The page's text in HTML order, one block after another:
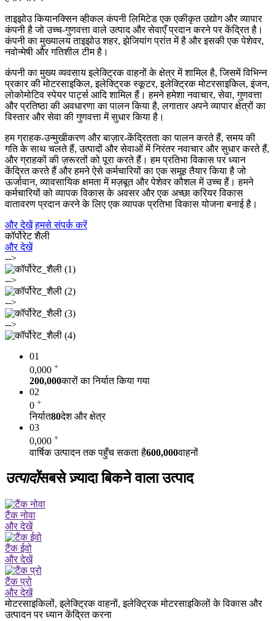
ताइझोउ कियानक्सिन व्हीकल कंपनी लिमिटेड एक एकीकृत उद्योग और व्यापार
कंपनी है जो उच्च-गुणवत्ता वाले उत्पाद और सेवाएँ प्रदान करने पर केंद्रित है।
कंपनी का मुख्यालय ताइझोउ शहर, झेजियांग प्रांत में है और इसकी एक पेशेवर,
नवोन्मेषी और गतिशील टीम है।
कंपनी का मुख्य व्यवसाय इलेक्ट्रिक वाहनों के क्षेत्र में शामिल है, जिसमें विभिन्न
प्रकार की मोटरसाइकिल, इलेक्ट्रिक स्कूटर, इलेक्ट्रिक मोटरसाइकिल, इंजन,
लोकोमोटिव स्पेयर पार्ट्स आदि शामिल हैं। हमने हमेशा नवाचार, सेवा, गुणवत्ता
और प्रतिष्ठा की अवधारणा का पालन किया है, लगातार अपने व्यापार क्षेत्रों का
विस्तार और सेवा की गुणवत्ता में सुधार किया है।
हम ग्राहक-उन्मुखीकरण और बाज़ार-केंद्रितता का पालन करते हैं, समय की
गति के साथ चलते हैं, उत्पादों और सेवाओं में निरंतर नवाचार और सुधार करते हैं,
और ग्राहकों की ज़रूरतों को पूरा करते हैं। हम प्रतिभा विकास पर ध्यान
केंद्रित करते हैं और हमने ऐसे कर्मचारियों का एक समूह तैयार किया है जो
ऊर्जावान, व्यावसायिक क्षमता में मज़बूत और पेशेवर कौशल में उच्च हैं। हमने
कर्मचारियों को व्यापक विकास के अवसर और एक अच्छा करियर विकास
वातावरण प्रदान करने के लिए एक व्यापक प्रतिभा विकास योजना बनाई है।
और देखें हमसे संपर्क करें
कॉर्पोरेट शैली
और देखें
-->
-->
-->
-->
01
0,000 +
200,000कारों का निर्यात किया गया
02
0 +
निर्यात80देश और क्षेत्र
03
0,000 +
वार्षिक उत्पादन तक पहुँच सकता है600,000वाहनों
उत्पादोंसबसे ज़्यादा बिकने वाला उत्पाद
टैंक नोवा
और देखें
टैंक ईवो
और देखें
टैंक प्रो
और देखें
मोटरसाइकिलों, इलेक्ट्रिक वाहनों, इलेक्ट्रिक मोटरसाइकिलों के विकास और
उत्पादन पर ध्यान केंद्रित करना